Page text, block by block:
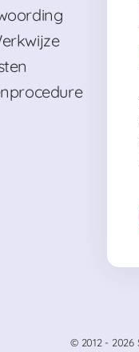
© 2012 - 2026